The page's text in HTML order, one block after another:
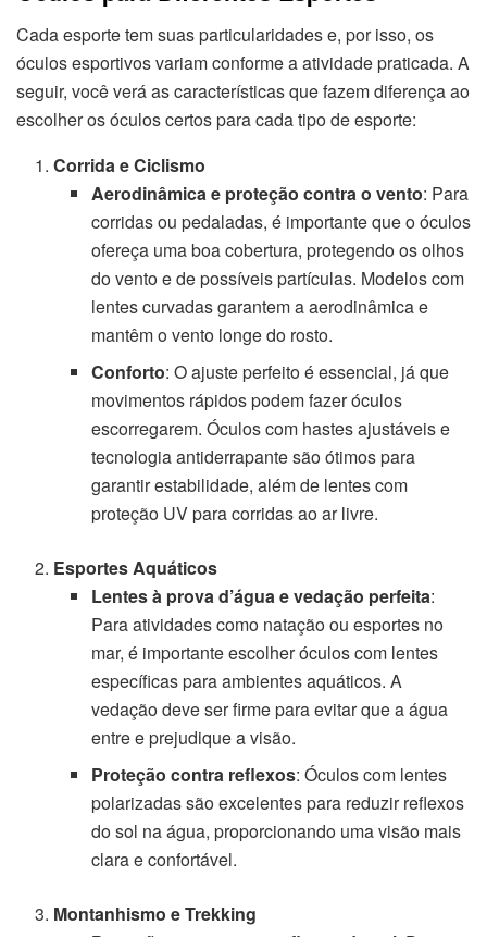
Cada esporte tem suas particularidades e, por isso, os
óculos esportivos variam conforme a atividade praticada. A
seguir, você verá as características que fazem diferença ao
escolher os óculos certos para cada tipo de esporte:
Corrida e Ciclismo
Aerodinâmica e proteção contra o vento: Para
corridas ou pedaladas, é importante que o óculos
ofereça uma boa cobertura, protegendo os olhos
do vento e de possíveis partículas. Modelos com
lentes curvadas garantem a aerodinâmica e
mantêm o vento longe do rosto.
Conforto: O ajuste perfeito é essencial, já que
movimentos rápidos podem fazer óculos
escorregarem. Óculos com hastes ajustáveis e
tecnologia antiderrapante são ótimos para
garantir estabilidade, além de lentes com
proteção UV para corridas ao ar livre.
Esportes Aquáticos
Lentes à prova d’água e vedação perfeita:
Para atividades como natação ou esportes no
mar, é importante escolher óculos com lentes
específicas para ambientes aquáticos. A
vedação deve ser firme para evitar que a água
entre e prejudique a visão.
Proteção contra reflexos: Óculos com lentes
polarizadas são excelentes para reduzir reflexos
do sol na água, proporcionando uma visão mais
clara e confortável.
Montanhismo e Trekking